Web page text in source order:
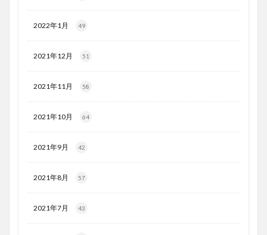
2022年1月 49
2021年12月 51
2021年11月 58
2021年10月 64
2021年9月 42
2021年8月 57
2021年7月 43